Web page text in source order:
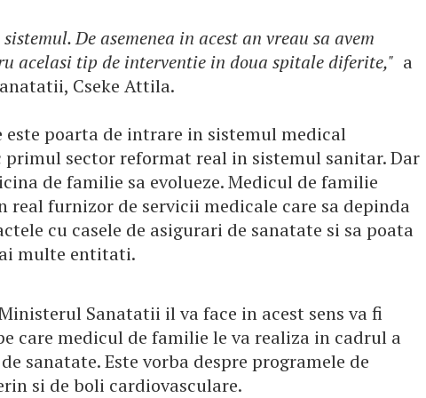
De asemenea in acest an vreau sa avem
acelasi tip de interventie in doua spitale diferite," a
Cseke Attila.
poarta de intrare in sistemul medical
primul sector reformat real in sistemul sanitar. Dar
de familie sa evolueze. Medicul de familie
real furnizor de servicii medicale care sa depinda
cu casele de asigurari de sanatate si sa poata
multe entitati.
Sanatatii il va face in acest sens va fi
care medicul de familie le va realiza in cadrul a
sanatate. Este vorba despre programele de
si de boli cardiovasculare.